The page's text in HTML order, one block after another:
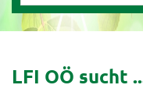
LFI OÖ sucht